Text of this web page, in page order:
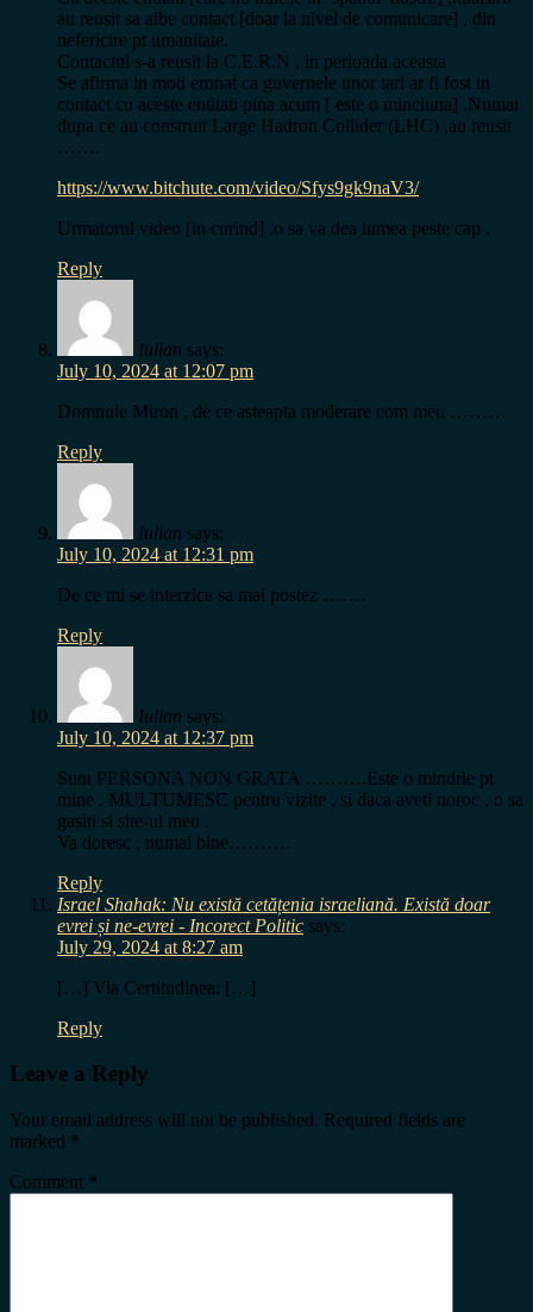
au reusit sa aibe contact [doar la nivel de comunicare] , din
nefericire pt umanitate.
Contactul s-a reusit la C.E.R.N , in perioada aceasta
Se afirma in mod eronat ca guvernele unor tari ar fi fost in
contact cu aceste entitati pina acum [ este o minciuna] .Numai
dupa ce au construit Large Hadron Collider (LHC) ,au reusit
…….
https://www.bitchute.com/video/Sfys9gk9naV3/
Urmatorul video [in curind] ,o sa va dea lumea peste cap .
Reply
Iulian says:
July 10, 2024 at 12:07 pm
Domnule Miron , de ce asteapta moderare com meu ………
Reply
Iulian says:
July 10, 2024 at 12:31 pm
De ce mi se interzice sa mai postez …….
Reply
Iulian says:
July 10, 2024 at 12:37 pm
Sunt PERSONA NON GRATA ……….Este o mindrie pt
mine . MULTUMESC pentru vizite , si daca aveti noroc , o sa
gasiti si site-ul meu .
Va doresc , numai bine……….
Reply
Israel Shahak: Nu există cetățenia israeliană. Există doar
evrei și ne-evrei - Incorect Politic says:
July 29, 2024 at 8:27 am
[…] Via Certitudinea: […]
Reply
Leave a Reply
Your email address will not be published. Required fields are
marked *
Comment *